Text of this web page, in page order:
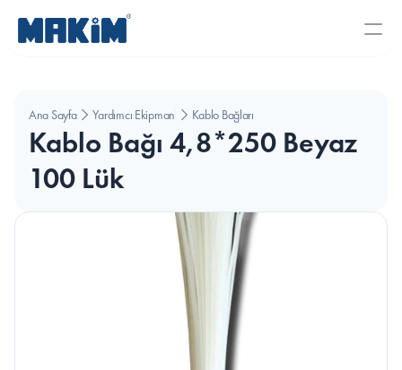
Ana Sayfa Yardımcı Ekipmanlar Kablo Bağları
Kablo Bağı 4,8*250 Beyaz
100 Lük